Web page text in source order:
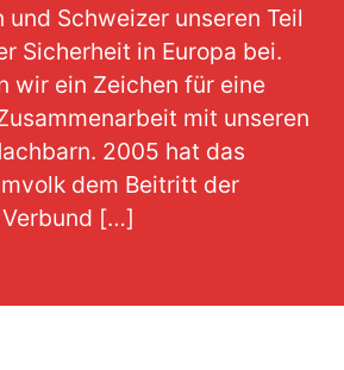
und Schweizer unseren Teil
Sicherheit in Europa bei.
wir ein Zeichen für eine
mit unseren
2005 hat das
dem Beitritt der
[…]